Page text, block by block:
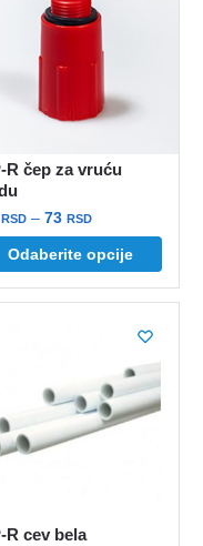
R čep za vruću
RSD – 73RSDRaspon
cena:
od
58 rsd
Odaberite opcije
R cev bela